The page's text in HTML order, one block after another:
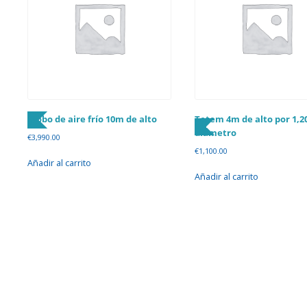
Globo de aire frío 10m de alto
€3,990.00
Añadir al carrito
Totem 4m de alto por
diámetro
€1,100.00
Añadir al carrito